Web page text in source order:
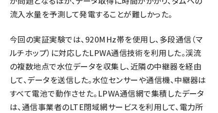
流入水量を予測して発電することが難しかった。
今回の実証実験では、920MHz帯を使用し、多段通信（マ
ルチホップ）に対応したLPWA通信技術を利用した。渓流
の複数地点で水位データを収集し、近隣の中継器を経由
して、データを送信した。水位センサーや通信機、中継器は
すべて電池で動作させた。LPWA通信網で集積したデータ
は、通信事業者のLTE閉域網サービスを利用して、電力所